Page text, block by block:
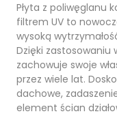
Płyta z poliwęglanu
filtrem UV to
wysoką
Dzięki zastosowaniu
zachowuje swoje
przez wiele lat.
dachowe,
element ścian